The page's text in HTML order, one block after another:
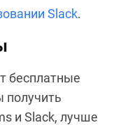
Slack.
бесплатные
получить
и Slack, лучше